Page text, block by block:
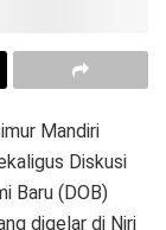
Mandiri
Diskusi
Baru (DOB)
digelar di Niri